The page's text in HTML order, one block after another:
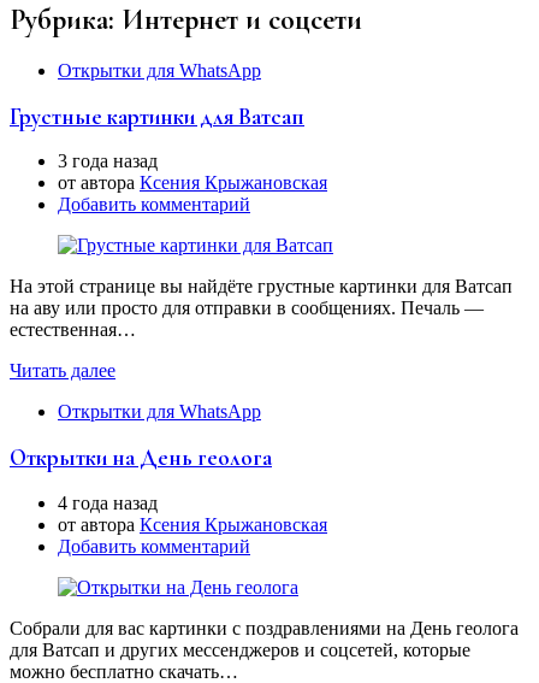
Рубрика: Интернет и соцсети
Открытки для WhatsApp
Грустные картинки для Ватсап
3 года назад
от автора Ксения Крыжановская
Добавить комментарий
На этой странице вы найдёте грустные картинки для Ватсап
на аву или просто для отправки в сообщениях. Печаль —
естественная…
Читать далее
Открытки для WhatsApp
Открытки на День геолога
4 года назад
от автора Ксения Крыжановская
Добавить комментарий
Собрали для вас картинки с поздравлениями на День геолога
для Ватсап и других мессенджеров и соцсетей, которые
можно бесплатно скачать…